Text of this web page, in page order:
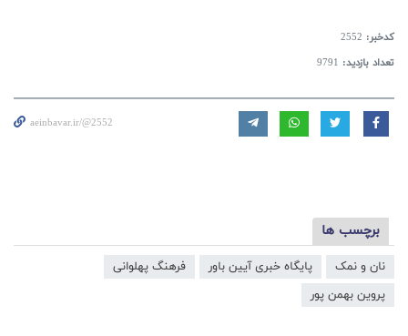
کدخبر: 2552
تعداد بازدید: 9791
aeinbavar.ir/@2552
برچسب ها
نان و نمک پایگاه خبری آیین باور
فرهنگ پهلوانی
پروین بهمن پور